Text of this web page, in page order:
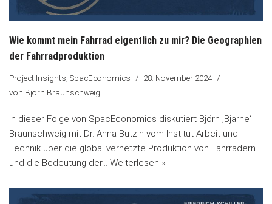
Wie kommt mein Fahrrad eigentlich zu mir? Die Geographien
der Fahrradproduktion
Project Insights, SpacEconomics
28. November 2024
von Björn Braunschweig
In dieser Folge von SpacEconomics diskutiert Björn ‚Bjarne‘
Braunschweig mit Dr. Anna Butzin vom Institut Arbeit und
Technik über die global vernetzte Produktion von Fahrrädern
und die Bedeutung der… Weiterlesen »